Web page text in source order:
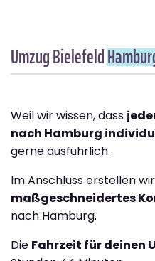
Umzug Bielefeld
Weil wir wissen, dass
nach Hamburg
gerne ausführlich.
Im Anschluss erstellen
maßgeschneidertes
nach Hamburg.
Die Fahrzeit für deinen